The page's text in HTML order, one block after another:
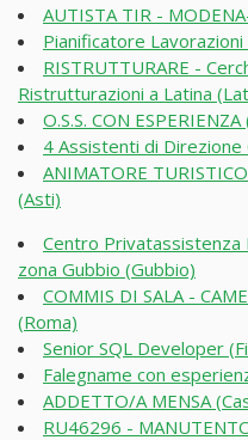
AUTISTA TIR -
Pianificatore
RISTRUTTURARE -
Ristrutturazioni a Latina
O.S.S. CON
4 Assistenti di Direzione
ANIMATORE
(Asti)
Centro Privatassistenza
zona Gubbio (Gubbio)
COMMIS DI SALA -
(Roma)
Senior SQL Developer
Falegname con
ADDETTO/A MENSA
RU46296 -